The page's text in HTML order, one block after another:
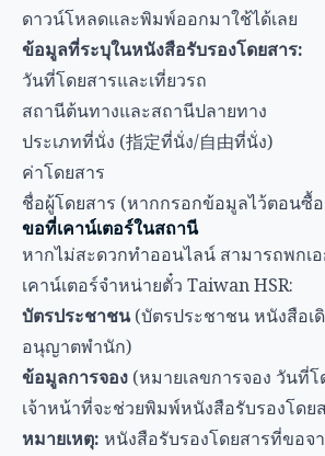
ดาวน์โหลดและพิมพ์ออกมาใช้ได้เลย
ข้อมูลที่ระบุในหนังสือรับรองโดยสาร:
วันที่โดยสารและเที่ยวรถ
สถานีต้นทางและสถานีปลายทาง
ประเภทที่นั่ง (指定ที่นั่ง/自由ที่นั่ง)
ค่าโดยสาร
ชื่อผู้โดยสาร (หากกรอกข้อมูลไว้ตอนซื้
ขอที่เคาน์เตอร์ในสถานี
หากไม่สะดวกทำออนไลน์ สามารถพกเ
เคาน์เตอร์จำหน่ายตั๋ว Taiwan HSR:
บัตรประชาชน(บัตรประชาชน หนังสือเ
อนุญาตพำนัก)
ข้อมูลการจอง (หมายเลขการจอง วันที่โ
เจ้าหน้าที่จะช่วยพิมพ์หนังสือรับรองโดย
หมายเหตุ: หนังสือรับรองโดยสารที่ขอจ